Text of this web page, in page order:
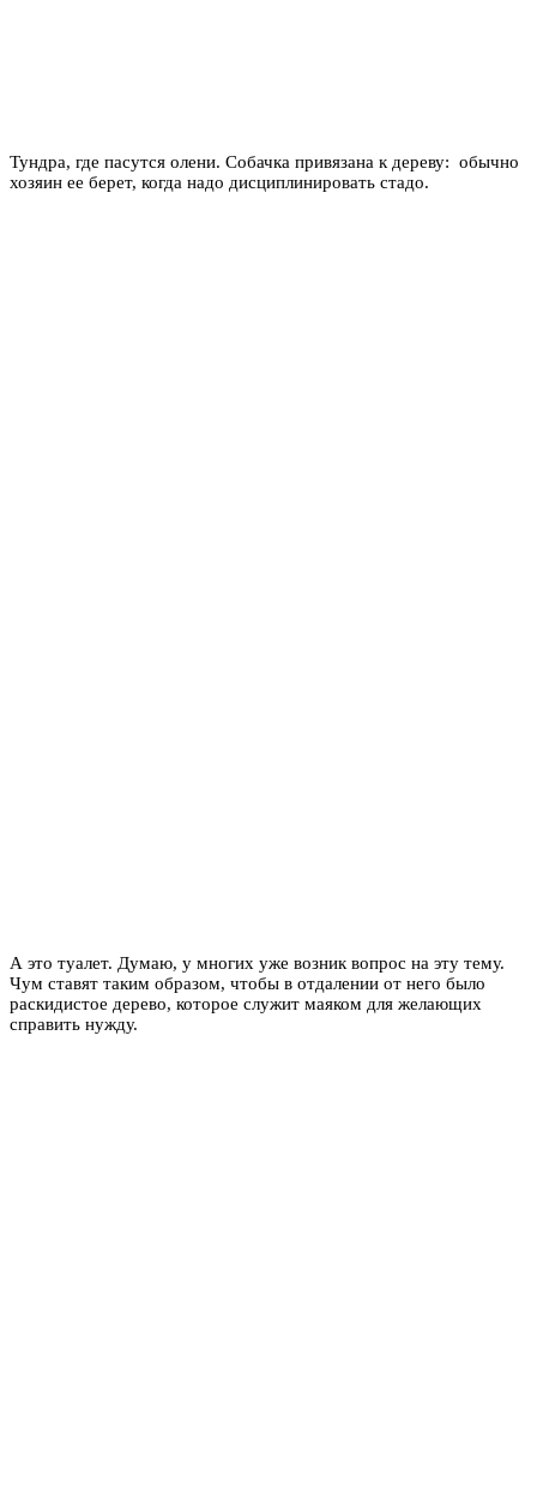
Тундра, где пасутся олени. Собачка привязана к дереву: обычно
хозяин ее берет, когда надо дисциплинировать стадо.
А это туалет. Думаю, у многих уже возник вопрос на эту тему.
Чум ставят таким образом, чтобы в отдалении от него было
раскидистое дерево, которое служит маяком для желающих
справить нужду.